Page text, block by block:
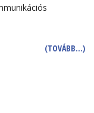
(TOVÁBB…)